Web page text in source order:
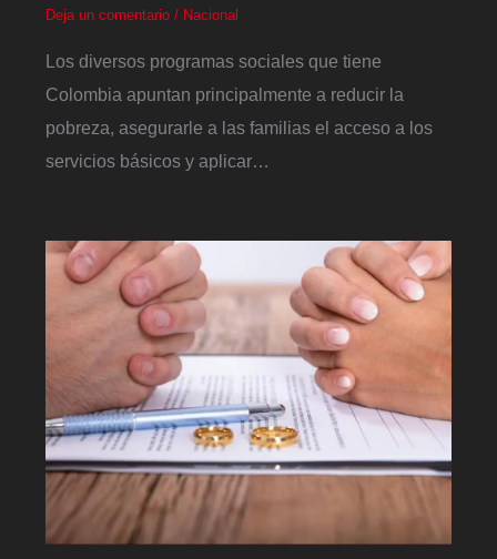
Deja un comentario / Nacional
Los diversos programas sociales que tiene
Colombia apuntan principalmente a reducir la
pobreza, asegurarle a las familias el acceso a los
servicios básicos y aplicar…